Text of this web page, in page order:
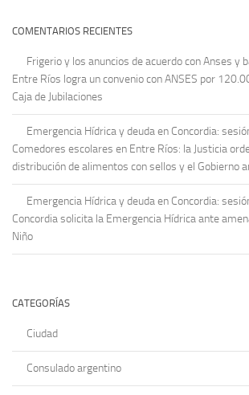
COMENTARIOS RECIENTES
Frigerio y los anuncios de acuerdo con Anses y
Entre Ríos logra un convenio con ANSES por
Caja de Jubilaciones
Emergencia Hídrica y deuda en Concordia:
Comedores escolares en Entre Ríos: la Justicia
distribución de alimentos con sellos y el Gobierno
Emergencia Hídrica y deuda en Concordia:
Concordia solicita la Emergencia Hídrica ante
Niño
CATEGORÍAS
Ciudad
Consulado argentino